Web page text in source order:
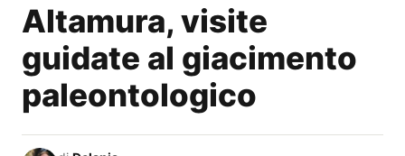
Altamura, visite
guidate al giacimento
paleontologico